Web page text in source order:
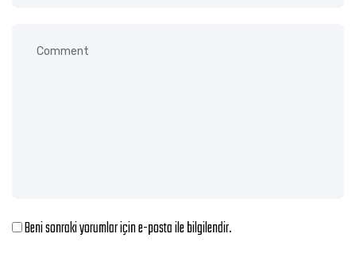
Beni sonraki yorumlar için e-posta ile bilgilendir.